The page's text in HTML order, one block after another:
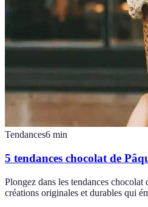
Tendances6 min
5 tendances chocolat de
Plongez dans les tendances chocolat
créations originales et durables qui